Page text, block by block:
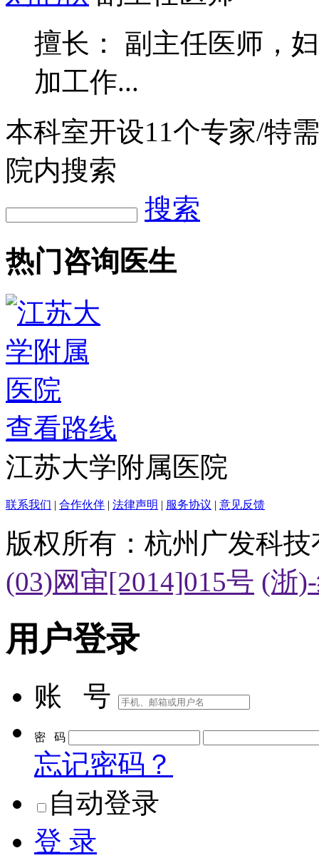
擅长： 副主任医师，
加工作...
本科室开设11个专家/特
院内搜索
搜索
热门咨询医生
查看路线
江苏大学附属医院
联系我们 | 合作伙伴 | 法律声明 | 服务协议 | 意见反馈
版权所有：杭州广发科
(03)网审[2014]015号 (浙
用户登录
账 号
密 码
忘记密码？
自动登录
登 录